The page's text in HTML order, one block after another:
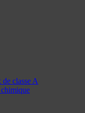
classe A